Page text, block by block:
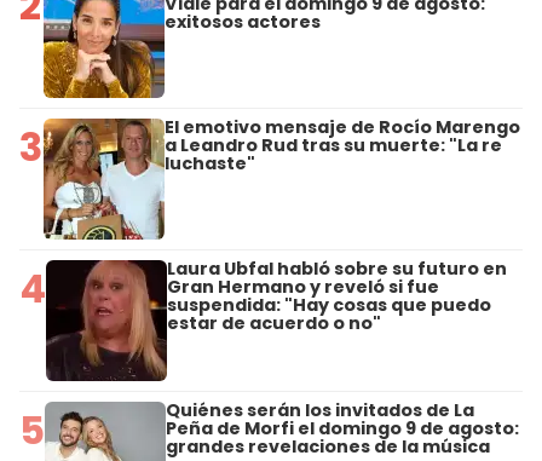
exitosos actores
3 El emotivo mensaje de Rocío Marengo
a Leandro Rud tras su muerte: "La re
luchaste"
4 Laura Ubfal habló sobre su futuro en
Gran Hermano y reveló si fue
suspendida: "Hay cosas que puedo
estar de acuerdo o no"
5 Quiénes serán los invitados de La
Peña de Morfi el domingo 9 de agosto:
grandes revelaciones de la música